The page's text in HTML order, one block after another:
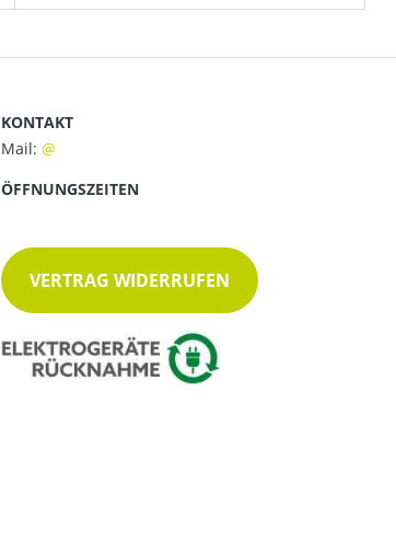
KONTAKT
Mail:
ÖFFNUNGSZEITEN
VERTRAG WIDERRUFEN